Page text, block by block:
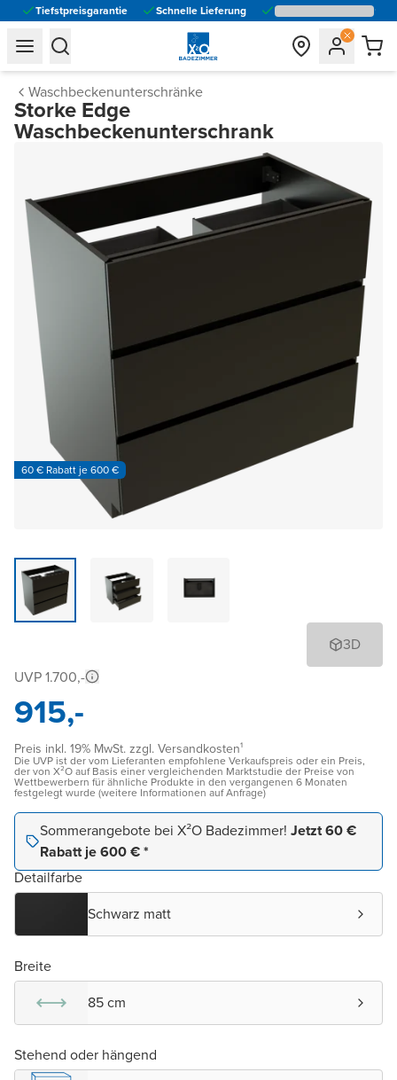
Tiefstpreisgarantie Schnelle Lieferung
general.navigation.toggle_menu.label
general.navigation.toggle_menu.label
Waschbeckenunterschränke
Storke Edge
Waschbeckenunterschrank
60 € Rabatt je 600 €
3D
UVP 1.700,-
915,-
Preis inkl. 19% MwSt. zzgl. Versandkosten¹
Die UVP ist der vom Lieferanten empfohlene Verkaufspreis oder ein Preis,
der von X²O auf Basis einer vergleichenden Marktstudie der Preise von
Wettbewerbern für ähnliche Produkte in den vergangenen 6 Monaten
festgelegt wurde (weitere Informationen auf Anfrage)
Sommerangebote bei X²O Badezimmer! Jetzt 60 €
Rabatt je 600 € *
Detailfarbe
Schwarz matt
Breite
85 cm
Stehend oder hängend